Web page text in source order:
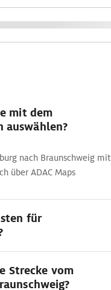
mit dem
auswählen?
nach Braunschweig mit
über ADAC Maps
für
Strecke vom